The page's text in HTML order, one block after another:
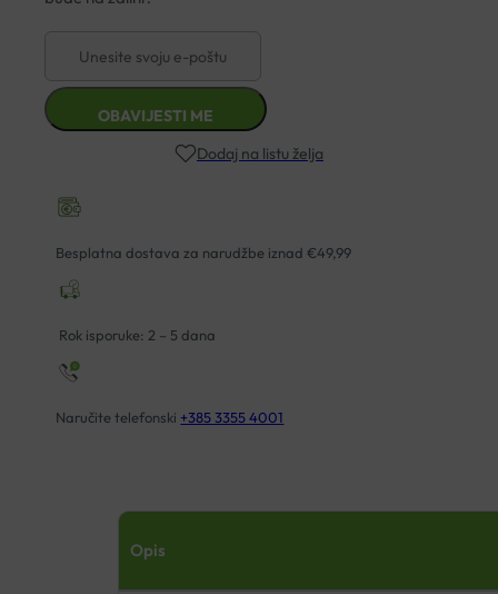
Dodaj na listu želja
Besplatna dostava za narudžbe iznad €49,99
Rok isporuke: 2 – 5 dana
Naručite telefonski +385 3355 4001
Opis